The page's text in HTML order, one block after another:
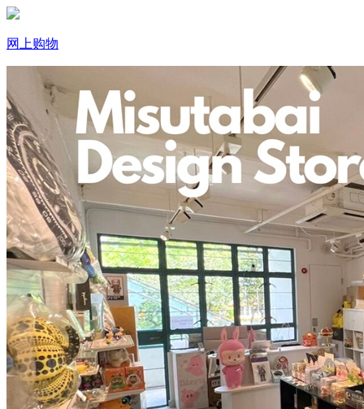
网上购物